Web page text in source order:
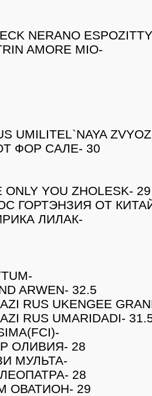
NERANO
AMORE MIO-
UMILITEL`NAYA
ФОР САЛЕ- 30
YOU ZHOLESK- 29
ГОРТЭНЗИЯ ОТ
ЛИЛАК-
ARWEN- 32.5
RUS UKENGEE
RUS UMARIDADI-
ОЛИВИЯ- 28
МУЛЬТА-
28
ОВАТИОН- 29